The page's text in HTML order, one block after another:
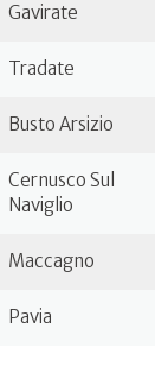
Gavirate
Tradate
Busto Arsizio
Cernusco Sul
Naviglio
Maccagno
Pavia